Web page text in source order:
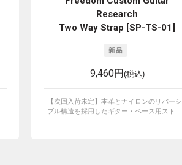
Research
Two Way Strap [SP-TS-01]
9,460円(税込)
【次回入荷未定】本革とナイロンのリバーシ
ブル構造を採用したギター・ベース用スト...